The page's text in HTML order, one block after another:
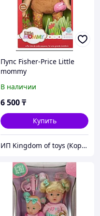
Пупс Fisher-Price Little
mommy
В наличии
6 500₸
Купить
ИП Kingdom of toys (Королевство игрушек)